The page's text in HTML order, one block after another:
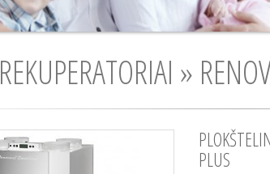
REKUPERATORIAI »
PLUS